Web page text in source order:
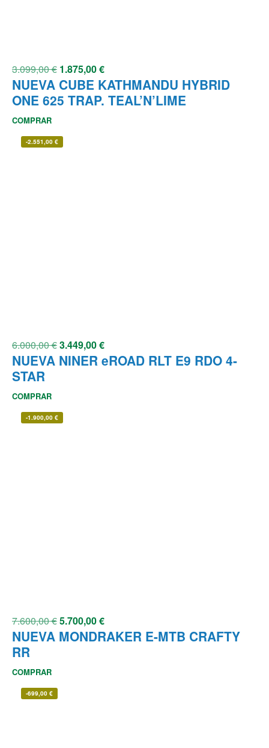
3.099,00€ 1.875,00€
NUEVA CUBE KATHMANDU HYBRID
ONE 625 TRAP. TEAL’N’LIME
COMPRAR
-2.551,00 €
6.000,00€3.449,00€
NUEVA NINER eROAD RLT E9 RDO 4-
STAR
COMPRAR
-1.900,00 €
7.600,00€5.700,00€
NUEVA MONDRAKER E-MTB CRAFTY
RR
COMPRAR
-699,00 €